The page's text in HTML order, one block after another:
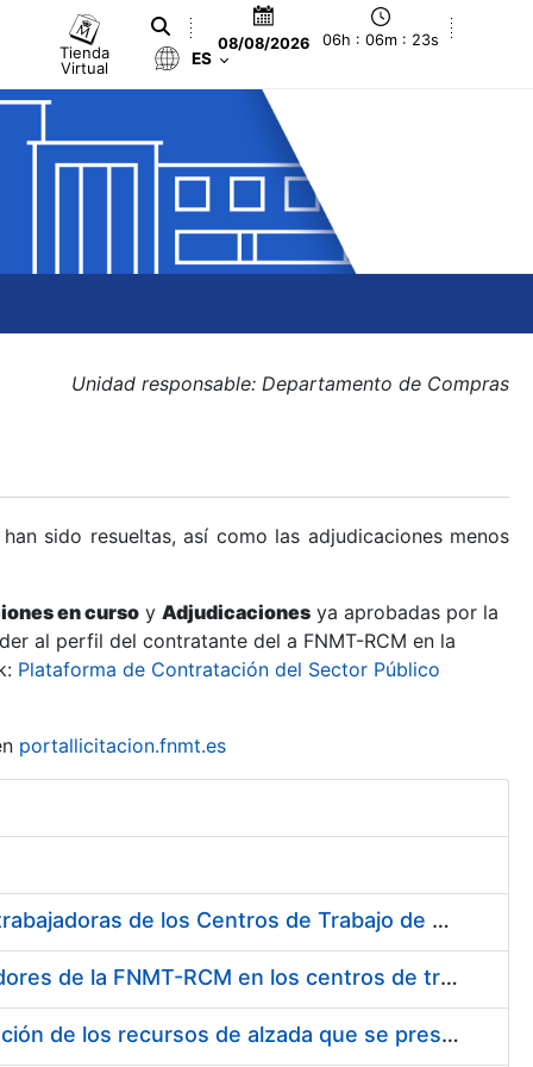
Tienda
Virtual
08/08/2026 06h : 06m : 23s
ES
Unidad responsable: Departamento de Compras
sido resueltas, así como las adjudicaciones menos
en curso y Adjudicaciones ya aprobadas por la
al perfil del contratante del a FNMT-RCM en la
Plataforma de Contratación del Sector Público
portallicitacion.fnmt.es
Suministro de Protectores Auditivos a medida para las personas trabajadoras de los Centros de Trabajo de Madrid y Burgos
Suministro de gafas graduadas antiproyecciones para los trabajadores de la FNMT-RCM en los centros de trabajo de Madrid y Burgos
Servicios de una empresa externa para el asesoramiento y resolución de los recursos de alzada que se presentan relacionados con procesos de selección para la FNMT-RCM